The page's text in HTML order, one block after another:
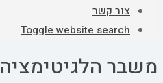
צור קשר
Toggle website search
משבר הלגיטימציה